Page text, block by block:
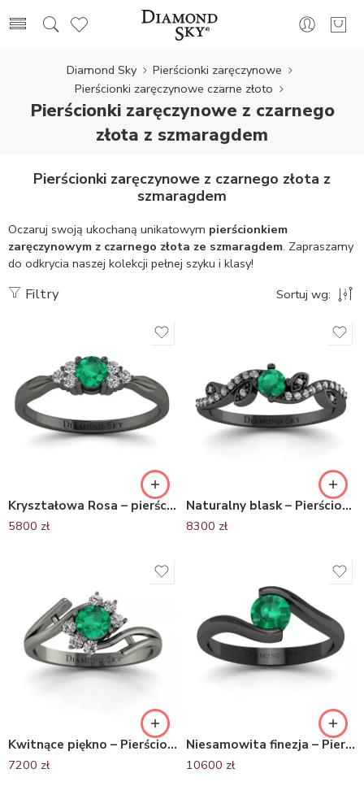
Diamond Sky
Pierścionki zaręczynowe
Pierścionki zaręczynowe czarne złoto
Pierścionki zaręczynowe z czarnego
złota z szmaragdem
Pierścionki zaręczynowe z czarnego złota z
szmaragdem
Oczaruj swoją ukochaną unikatowym pierścionkiem
zaręczynowym z czarnego złota ze szmaragdem. Zapraszamy
do odkrycia naszej kolekcji pełnej szyku i klasy!
Filtry Sortuj wg:
Kryształowa Rosa – pierścionek zaręczynowy z czarnego złota ze szmaragdem i diamentami
5800 zł
Naturalny blask – Pierścionek z czarnego złota ze szmaragdem i diamentami
8300 zł
Kwitnące piękno – Pierścionek zaręczynowy, czarne złoto, szmaragdy, diamenty
7200 zł
Niesamowita finezja – Pierścionek zaręczynowy z czarnego złota ze szmaragdem
10600 zł